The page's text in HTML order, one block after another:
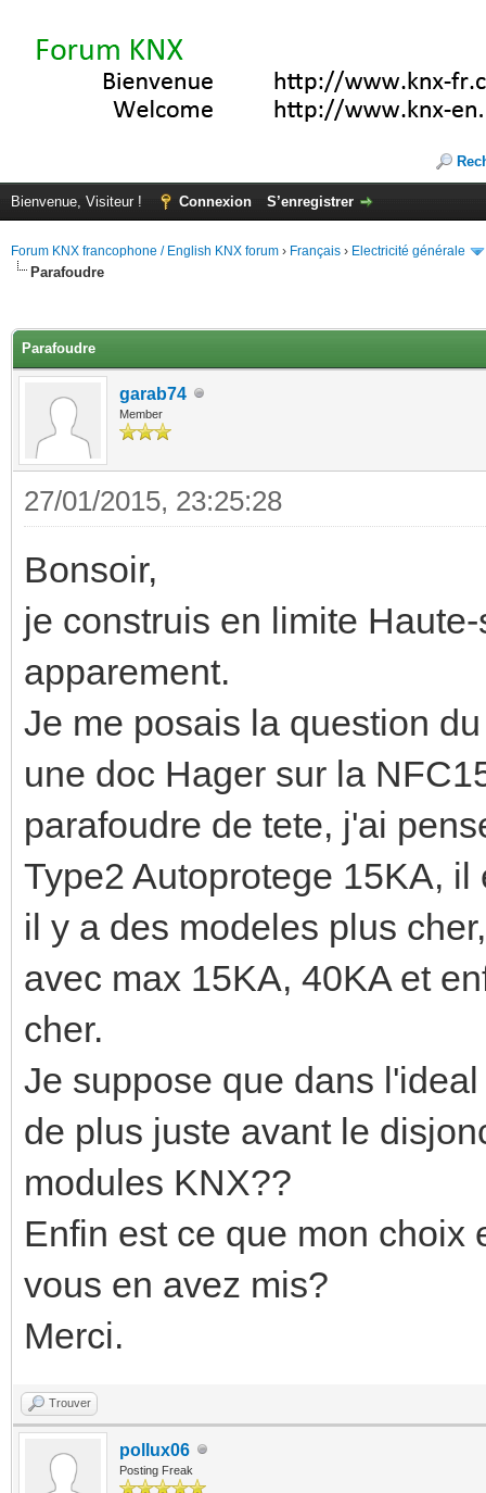
Bienvenue, Visiteur ! Connexion S’enregistrer
Forum KNX francophone / English KNX forum › Français › Electricité générale
Parafoudre
Parafoudre
garab74
Member
27/01/2015, 23:25:28
Bonsoir,
je construis en limite
apparement.
Je me posais la question
une doc Hager sur la
parafoudre de tete, j'ai
Type2 Autoprotege 15KA,
il y a des modeles plus
avec max 15KA, 40KA et
cher.
Je suppose que dans
de plus juste avant le
modules KNX??
Enfin est ce que mon choix
vous en avez mis?
Merci.
Trouver
pollux06
Posting Freak